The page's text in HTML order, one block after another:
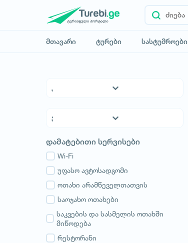
მთავარი ტურები სასტუმროები
4* სასტუმროები
ჰოსტელები
საოჯახო სასტუმროები
აპარტამენტები
კოტეჯები
კახეთი
თბილისი
მცხეთა-მთიანეთი
შიდა ქართლი
სამცხე-ჯავახეთი
იმერეთი
გურია
სამეგრელო
დამატებითი სერვისები
Wi-Fi
უფასო ავტოსადგომი
ოთახი არამწეველთათვის
საოჯახო ოთახები
საკვების და სასმელის ოთახში
მიწოდება
რესტორანი